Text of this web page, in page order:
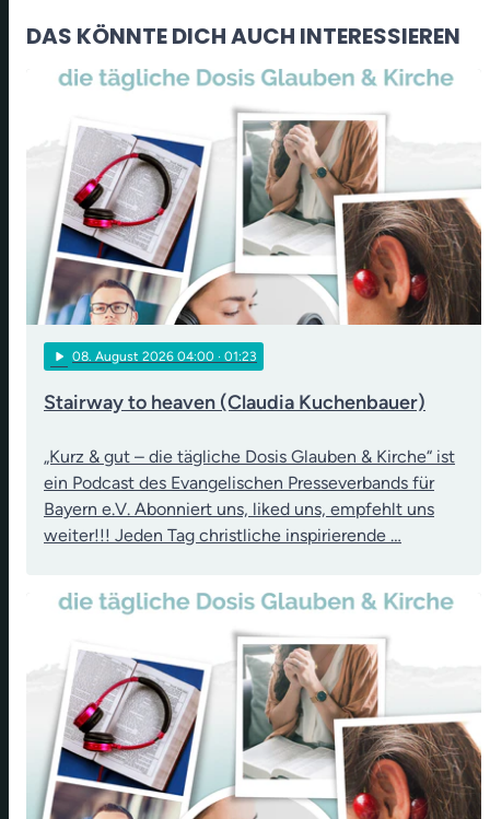
DAS KÖNNTE DICH AUCH INTERESSIEREN
play_arrow 08. August 2026 04:00 · 01:23
Stairway to heaven (Claudia Kuchenbauer)
„Kurz & gut – die tägliche Dosis Glauben & Kirche“ ist
ein Podcast des Evangelischen Presseverbands für
Bayern e.V. Abonniert uns, liked uns, empfehlt uns
weiter!!! Jeden Tag christliche inspirierende …